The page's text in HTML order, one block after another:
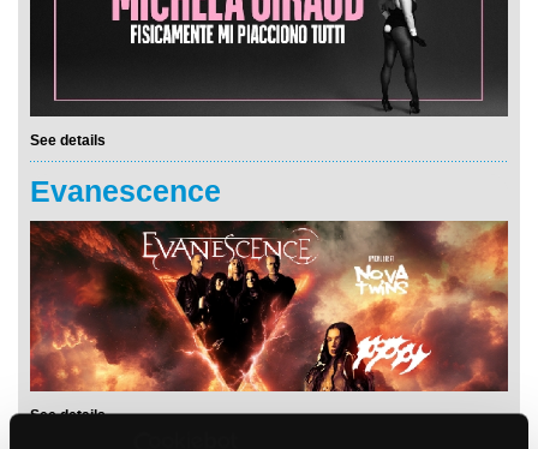
See details
Evanescence
See details